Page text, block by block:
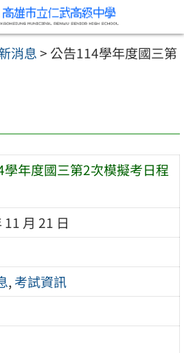
消息> 公告114學年度國三第
學年度國三第2次模擬考日程
月 21 日
,考試資訊